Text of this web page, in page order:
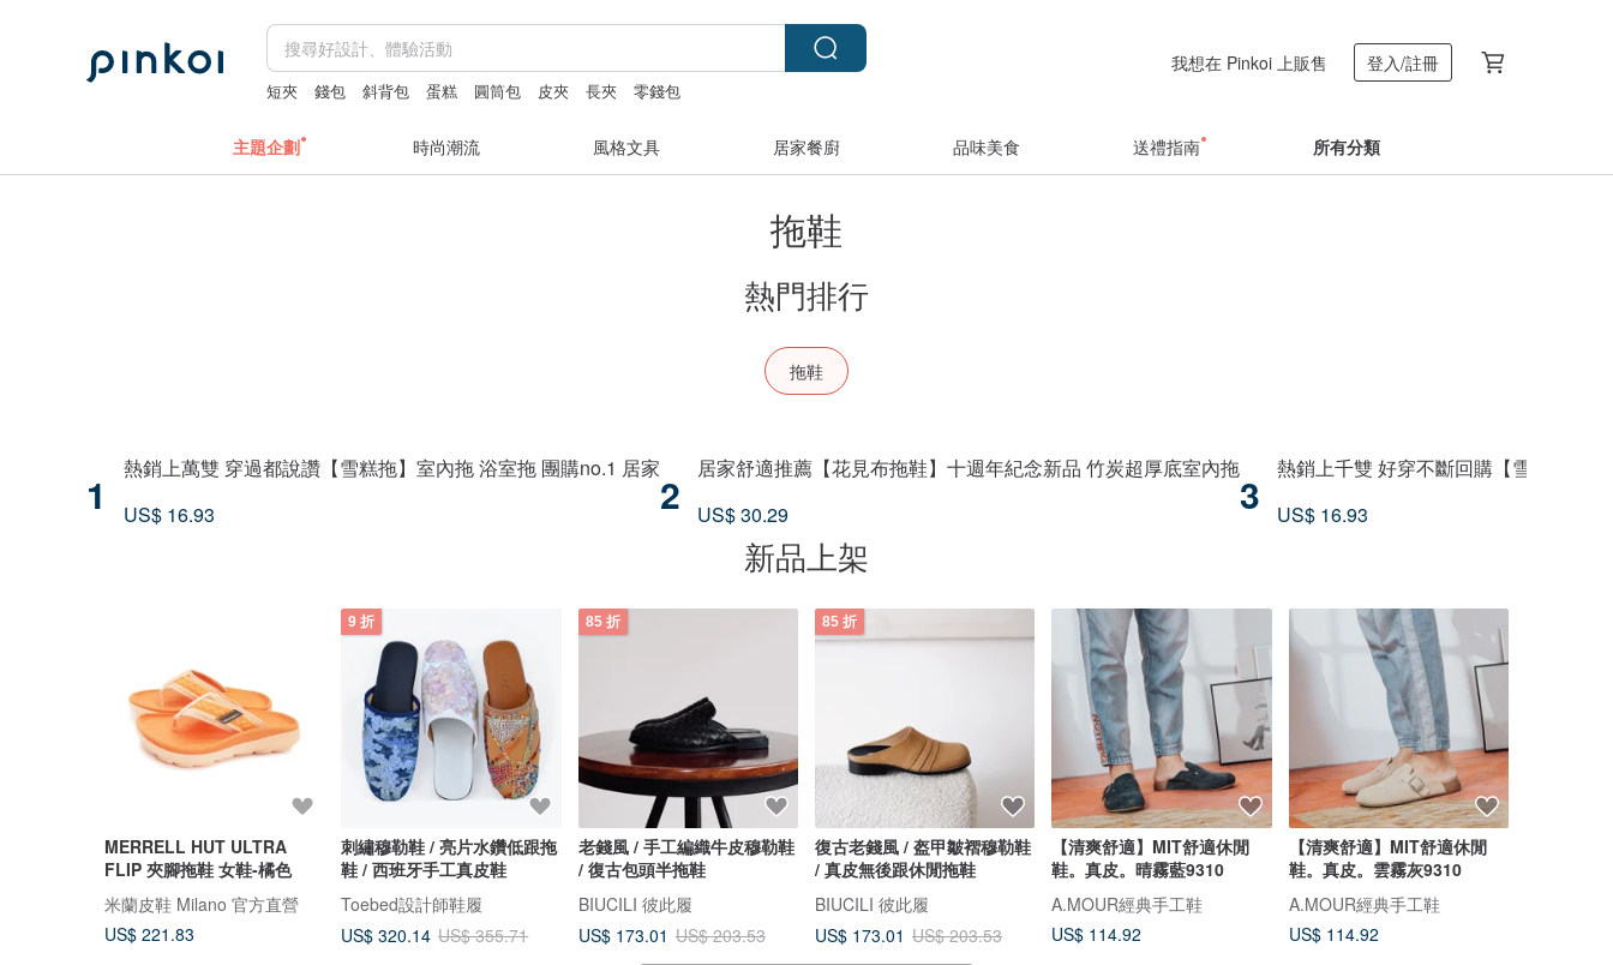
短夾 錢包 斜背包 蛋糕 圓筒包 皮夾 長夾 零錢包
我想在 Pinkoi 上販售 登入/註冊
主題企劃 時尚潮流 風格文具 居家餐廚 品味美食 送禮指南 所有分類
拖鞋
熱門排行
拖鞋
1
熱銷上萬雙 穿過都說讚【雪糕拖】室內拖 浴室拖 團購no.1 居家
US$ 16.93
2
居家舒適推薦【花見布拖鞋】十週年紀念新品 竹炭超厚底室內拖
US$ 30.29
3
熱銷上千雙 好穿不斷回購【雪糕拖】
US$ 16.93
新品上架
MERRELL HUT ULTRA
FLIP 夾腳拖鞋 女鞋-橘色
米蘭皮鞋 Milano 官方直營
US$ 221.83
9 折
刺繡穆勒鞋 / 亮片水鑽低跟拖
鞋 / 西班牙手工真皮鞋
Toebed設計師鞋履
US$ 320.14 US$ 355.71
85 折
老錢風 / 手工編織牛皮穆勒鞋
/ 復古包頭半拖鞋
BIUCILI 彼此履
US$ 173.01 US$ 203.53
85 折
復古老錢風 / 盔甲皺褶穆勒鞋
/ 真皮無後跟休閒拖鞋
BIUCILI 彼此履
US$ 173.01 US$ 203.53
【清爽舒適】MIT舒適休閒
鞋。真皮。晴霧藍9310
A.MOUR經典手工鞋
US$ 114.92
【清爽舒適】MIT舒適休閒
鞋。真皮。雲霧灰9310
A.MOUR經典手工鞋
US$ 114.92